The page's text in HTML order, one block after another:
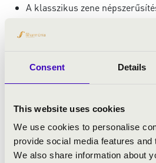
Consent Details
This website uses cookies
We use cookies to personalise
provide social media features and
We also share information about
A klasszikus zene
szólisták
Zeneértő közönség kinevelése
összefogása
életbe, zenei ismeretterjesztés
Esélyegyenlőség segítése